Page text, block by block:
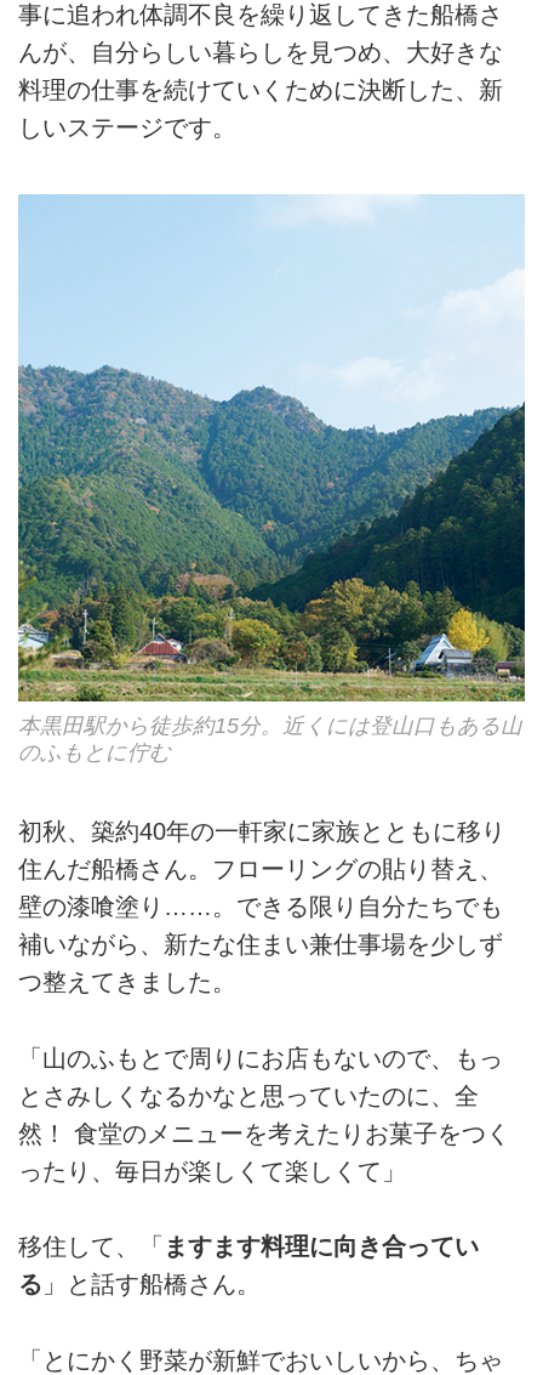
事に追われ体調不良を繰り返してきた船橋さ
んが、自分らしい暮らしを見つめ、大好きな
料理の仕事を続けていくために決断した、新
しいステージです。
本黒田駅から徒歩約15分。近くには登山口もある山
のふもとに佇む
初秋、築約40年の一軒家に家族とともに移り
住んだ船橋さん。フローリングの貼り替え、
壁の漆喰塗り……。できる限り自分たちでも
補いながら、新たな住まい兼仕事場を少しず
つ整えてきました。
「山のふもとで周りにお店もないので、もっ
とさみしくなるかなと思っていたのに、全
然！ 食堂のメニューを考えたりお菓子をつく
ったり、毎日が楽しくて楽しくて」
移住して、「 ますます料理に向き合ってい
る 」と話す船橋さん。
「とにかく野菜が新鮮でおいしいから、ちゃ